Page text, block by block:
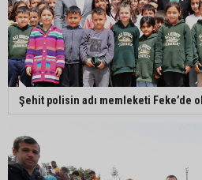
Şehit polisin adı memleketi Feke’de